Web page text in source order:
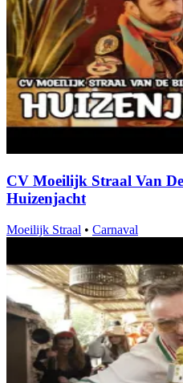
CV Moeilijk Straal Van
Huizenjacht
Moeilijk Straal • Carnaval